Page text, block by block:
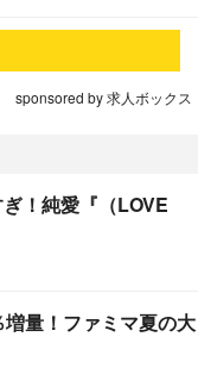
sponsored by 求人ボックス
！純愛『（LOVE
量！ファミマ夏の大